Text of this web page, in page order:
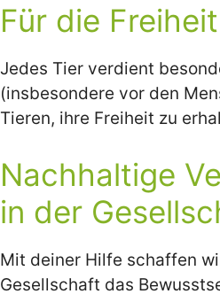
Für die
Jedes Tier verdient
(insbesondere vor den
Tieren, ihre Freiheit zu
Nachhaltige
in der
Mit deiner Hilfe schaffen
Gesellschaft das